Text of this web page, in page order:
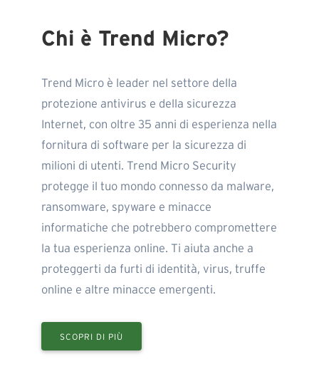
Chi è Trend Micro?
Trend Micro è leader nel settore della
protezione antivirus e della sicurezza
Internet, con oltre 35 anni di esperienza nella
fornitura di software per la sicurezza di
milioni di utenti. Trend Micro Security
protegge il tuo mondo connesso da malware,
ransomware, spyware e minacce
informatiche che potrebbero compromettere
la tua esperienza online. Ti aiuta anche a
proteggerti da furti di identità, virus, truffe
online e altre minacce emergenti.
SCOPRI DI PIÙ